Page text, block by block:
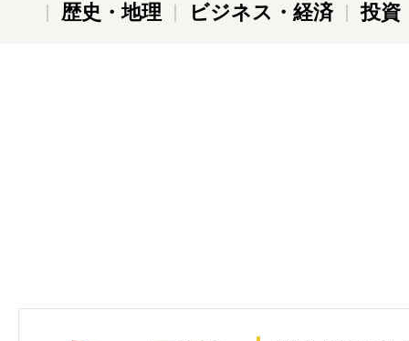
歴史・地理
ビジネス・経済 投資